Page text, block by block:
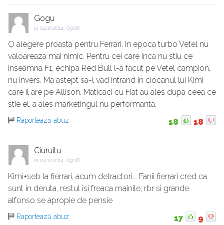
Gogu
la 04.10.2014, 09:06
O alegere proasta pentru Ferrari. In epoca turbo Vetel nu
valoareaza mai nimic. Pentru cei care inca nu stiu ce
inseamna F1, echipa Red Bull l-a facut pe Vetel campion,
nu invers. Ma astept sa-l vad intrand in ciocanul lui Kimi
care il are pe Allison. Maticaci cu Fiat au ales dupa ceea ce
stie el, a ales marketingul nu performanta.
Raportează abuz 18 18
Ciuruitu
la 04.10.2014, 09:08
Kimi+seb la fierrari, acum detractori... Fanii fierrari cred ca
sunt in deruta, restul isi freaca mainile; rbr si grande
alfonso se apropie de pensie
Raportează abuz 17 9